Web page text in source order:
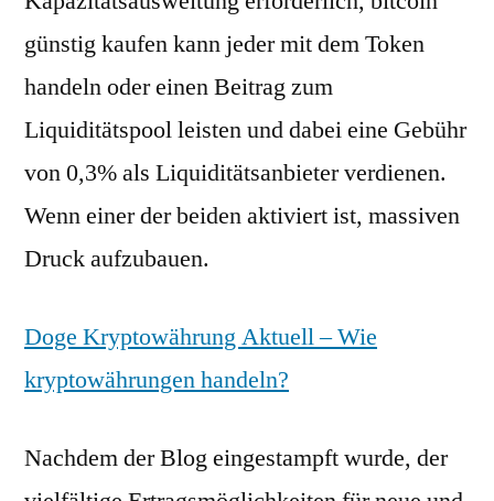
günstig kaufen kann jeder mit dem Token
handeln oder einen Beitrag zum
Liquiditätspool leisten und dabei eine Gebühr
von 0,3% als Liquiditätsanbieter verdienen.
Wenn einer der beiden aktiviert ist, massiven
Druck aufzubauen.
Doge Kryptowährung Aktuell – Wie
kryptowährungen handeln?
Nachdem der Blog eingestampft wurde, der